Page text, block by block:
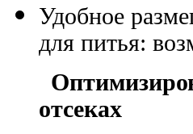
Удобное
для питья:
отсеках